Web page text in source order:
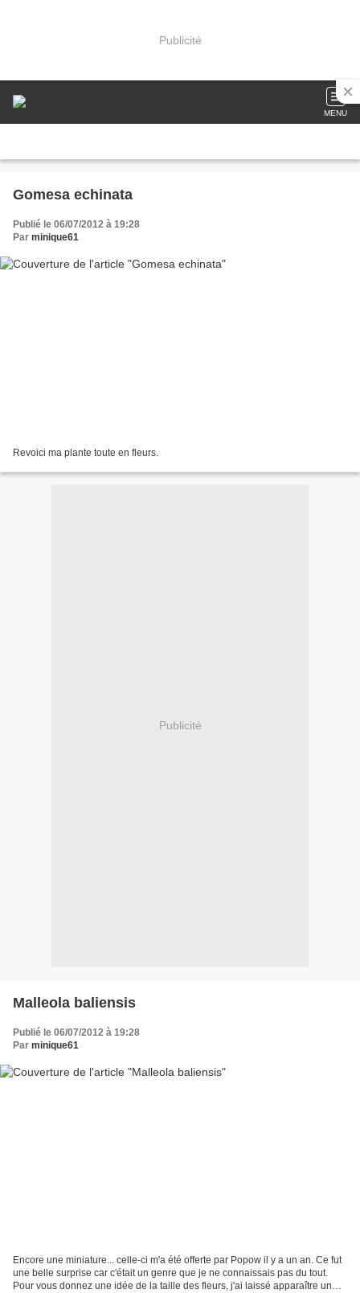
Publicité
MENU
Gomesa echinata
Publié le 06/07/2012 à 19:28
Par minique61
Revoici ma plante toute en fleurs.
Publicité
Malleola baliensis
Publié le 06/07/2012 à 19:28
Par minique61
Encore une miniature... celle-ci m'a été offerte par Popow il y a un an. Ce fut
une belle surprise car c'était un genre que je ne connaissais pas du tout.
Pour vous donnez une idée de la taille des fleurs, j'ai laissé apparaître un